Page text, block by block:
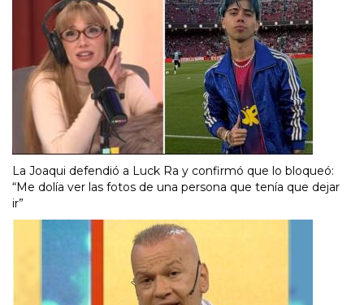
La Joaqui defendió a Luck Ra y confirmó que lo bloqueó:
“Me dolía ver las fotos de una persona que tenía que dejar
ir”